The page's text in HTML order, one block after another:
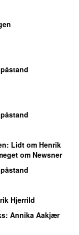
: Lidt om Henrik
om Newsner
Hjerrild
: Annika Aakjær